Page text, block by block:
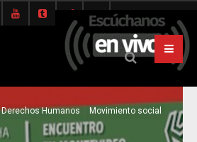
Derechos Humanos
Movimiento social